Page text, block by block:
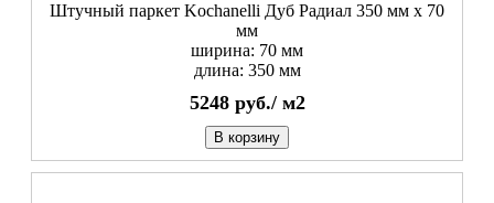
Штучный паркет Kochanelli Дуб Радиал 350 мм х 70
мм
ширина: 70 мм
длина: 350 мм
5248 руб./ м2
В корзину